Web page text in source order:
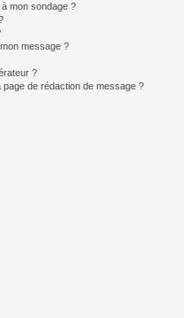
à mon sondage ?
message ?
?
de rédaction de message ?